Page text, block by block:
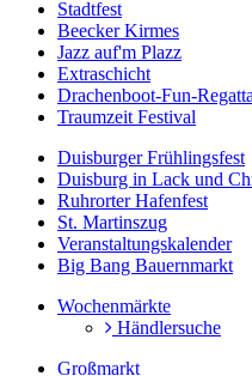
Stadtfest
Beecker Kirmes
Jazz auf'm Plazz
Extraschicht
Drachenboot-Fun-Regatta
Traumzeit Festival
Duisburger Frühlingsfest
Duisburg in Lack und
Ruhrorter Hafenfest
St. Martinszug
Veranstaltungskalender
Big Bang Bauernmarkt
Wochenmärkte
Händlersuche
Großmarkt